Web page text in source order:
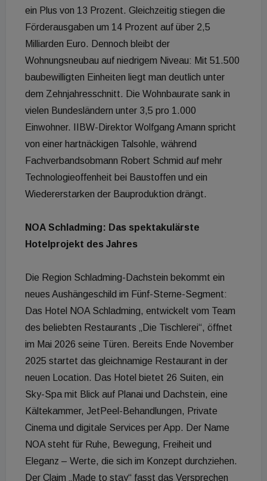
ein Plus von 13 Prozent. Gleichzeitig stiegen die
Förderausgaben um 14 Prozent auf über 2,5
Milliarden Euro. Dennoch bleibt der
Wohnungsneubau auf niedrigem Niveau: Mit 51.500
baubewilligten Einheiten liegt man deutlich unter
dem Zehnjahresschnitt. Die Wohnbaurate sank in
vielen Bundesländern unter 3,5 pro 1.000
Einwohner. IIBW-Direktor Wolfgang Amann spricht
von einer hartnäckigen Talsohle, während
Fachverbandsobmann Robert Schmid auf mehr
Technologieoffenheit bei Baustoffen und ein
Wiedererstarken der Bauproduktion drängt.
NOA Schladming: Das spektakulärste
Hotelprojekt des Jahres
Die Region Schladming-Dachstein bekommt ein
neues Aushängeschild im Fünf-Sterne-Segment:
Das Hotel NOA Schladming, entwickelt vom Team
des beliebten Restaurants „Die Tischlerei“, öffnet
im Mai 2026 seine Türen. Bereits Ende November
2025 startet das gleichnamige Restaurant in der
neuen Location. Das Hotel bietet 26 Suiten, ein
Sky-Spa mit Blick auf Planai und Dachstein, eine
Kältekammer, JetPeel-Behandlungen, Private
Cinema und digitale Services per App. Der Name
NOA steht für Ruhe, Bewegung, Freiheit und
Eleganz – Werte, die sich im Konzept durchziehen.
Der Claim „Made to stay“ fasst das Versprechen